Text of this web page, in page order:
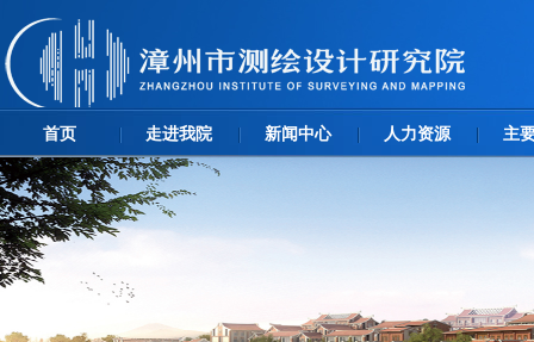
首页 走进我院 新闻中心 人力资源 主